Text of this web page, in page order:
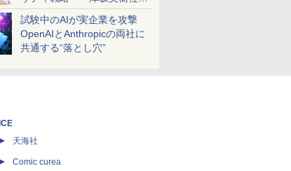
が2027年度戦略を説明
試験中のAIが実企業を攻撃
OpenAIとAnthropicの両社に
共通する“落とし穴”
ICE
天海社
Comic curea